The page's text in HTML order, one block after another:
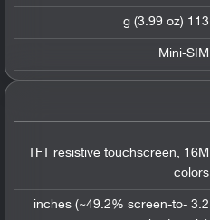
113 g (3.99 oz)
Mini-SIM
TFT resistive touchscreen, 16M
colors
3.2 inches (~49.2% screen-to-